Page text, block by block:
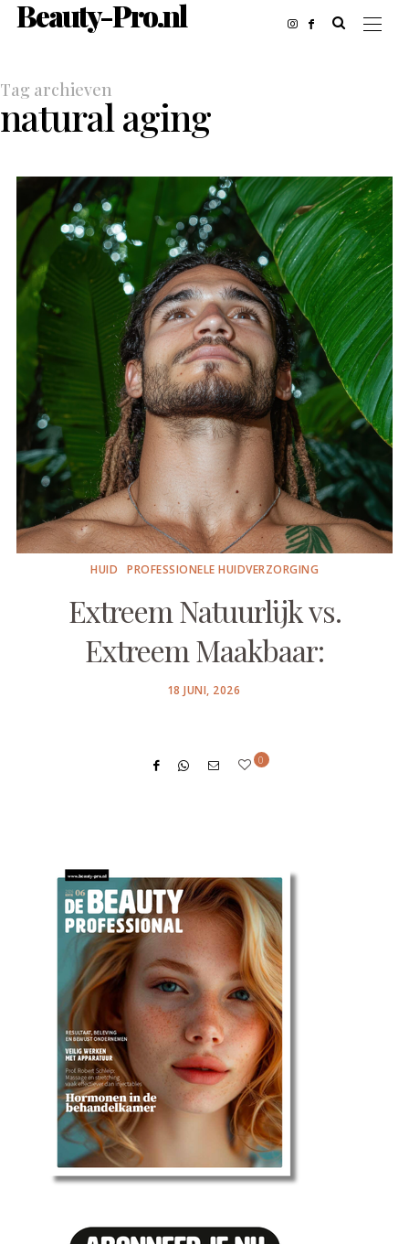
Beauty-Pro.nl
Tag archieven
natural aging
HUID PROFESSIONELE HUIDVERZORGING
Extreem Natuurlijk vs.
Extreem Maakbaar:
POSTED
18 JUNI, 2026
0